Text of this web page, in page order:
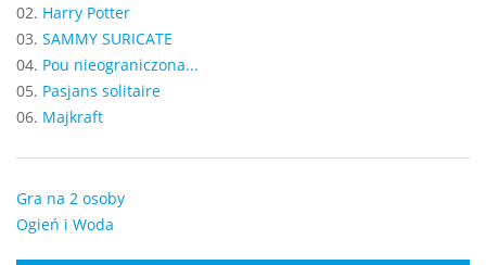
02. Harry Potter
03. SAMMY SURICATE
04. Pou nieograniczona...
05. Pasjans solitaire
06. Majkraft
Gra na 2 osoby
Ogień i Woda